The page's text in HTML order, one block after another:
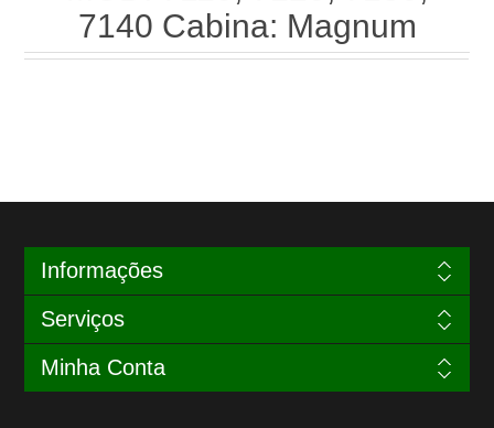
7140 Cabina: Magnum
Informações
Serviços
Minha Conta